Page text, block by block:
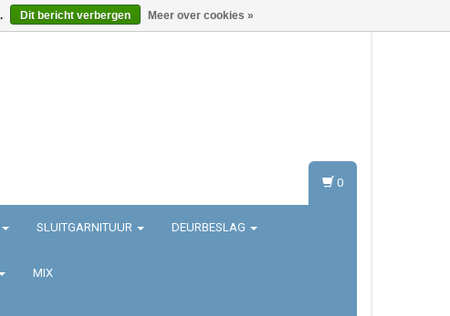
SLUITGARNITUUR DEURBESLAG
MIX
0
Dit bericht verbergen Meer over cookies »